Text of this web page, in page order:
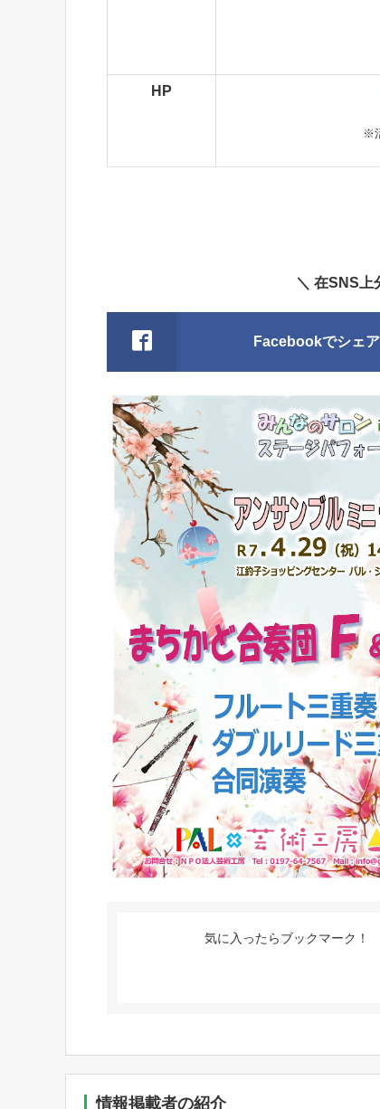
HP
※
＼ 在SNS上
Facebookでシェア
気に入ったらブックマーク！
情報掲載者の紹介